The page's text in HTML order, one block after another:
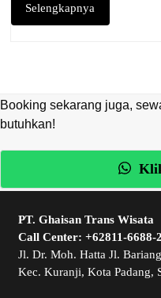
Selengkapnya
Booking sekarang juga,
butuhkan!
PT. Ghaisan Trans Wisata
Call Center: +62811-6688-
Jl. Dr. Moh. Hatta Jl.
Kec. Kuranji, Kota Padang,